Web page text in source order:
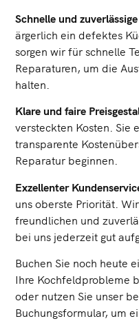
Schnelle und
ärgerlich ein defektes
sorgen wir für schnelle
Reparaturen, um die
halten.
Klare und faire
versteckten Kosten. Sie
transparente
Reparatur beginnen.
Exzellenter
uns oberste Priorität.
freundlichen und
bei uns jederzeit gut
Buchen Sie noch heute
Ihre Kochfeldprobleme
oder nutzen Sie unser
Buchungsformular, um